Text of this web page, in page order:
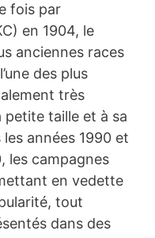
fois par
en 1904, le
anciennes races
des plus
très
petite taille et à sa
années 1990 et
les campagnes
en vedette
tout
dans des